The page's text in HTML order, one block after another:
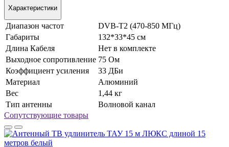
Характеристики
Диапазон частот
DVB-T2 (470-850 МГц)
Габариты
132*33*45 см
Длина Кабеля
Нет в комплекте
Выходное сопротивление 75 Ом
Коэффициент усиления
33 ДБи
Материал
Алюминий
Вес
1,44 кг
Тип антенны
Волновой канал
Сопутствующие товары